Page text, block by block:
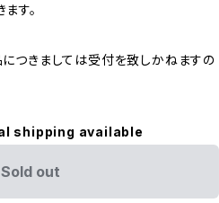
す。
つきましては受付を致しかねますの
shipping available
Sold out